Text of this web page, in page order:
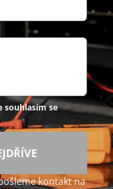
souhlasím se
kontakt na